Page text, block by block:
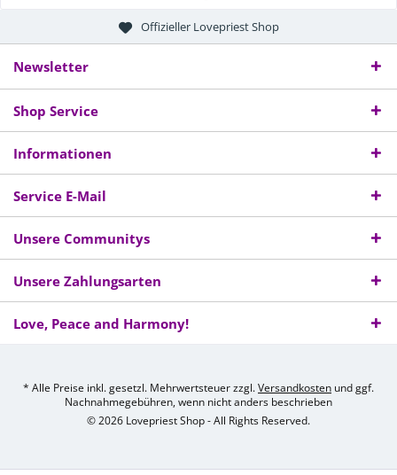
Offizieller Lovepriest Shop
Newsletter
Shop Service
Informationen
Service E-Mail
Unsere Communitys
Unsere Zahlungsarten
Love, Peace and Harmony!
* Alle Preise inkl. gesetzl. Mehrwertsteuer zzgl.Versandkosten und ggf.
Nachnahmegebühren, wenn nicht anders beschrieben
© 2026 Lovepriest Shop - All Rights Reserved.